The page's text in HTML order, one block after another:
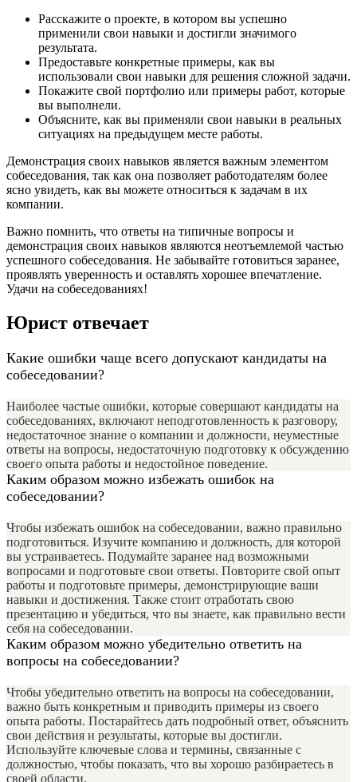
Расскажите о проекте, в котором вы успешно
применили свои навыки и достигли значимого
результата.
Предоставьте конкретные примеры, как вы
использовали свои навыки для решения сложной задачи.
Покажите свой портфолио или примеры работ, которые
вы выполнели.
Объясните, как вы применяли свои навыки в реальных
ситуациях на предыдущем месте работы.
Демонстрация своих навыков является важным элементом
собеседования, так как она позволяет работодателям более
ясно увидеть, как вы можете относиться к задачам в их
компании.
Важно помнить, что ответы на типичные вопросы и
демонстрация своих навыков являются неотъемлемой частью
успешного собеседования. Не забывайте готовиться заранее,
проявлять уверенность и оставлять хорошее впечатление.
Удачи на собеседованиях!
Юрист отвечает
Какие ошибки чаще всего допускают кандидаты на
собеседовании?
Наиболее частые ошибки, которые совершают кандидаты на
собеседованиях, включают неподготовленность к разговору,
недостаточное знание о компании и должности, неуместные
ответы на вопросы, недостаточную подготовку к обсуждению
своего опыта работы и недостойное поведение.
Каким образом можно избежать ошибок на
собеседовании?
Чтобы избежать ошибок на собеседовании, важно правильно
подготовиться. Изучите компанию и должность, для которой
вы устраиваетесь. Подумайте заранее над возможными
вопросами и подготовьте свои ответы. Повторите свой опыт
работы и подготовьте примеры, демонстрирующие ваши
навыки и достижения. Также стоит отработать свою
презентацию и убедиться, что вы знаете, как правильно вести
себя на собеседовании.
Каким образом можно убедительно ответить на
вопросы на собеседовании?
Чтобы убедительно ответить на вопросы на собеседовании,
важно быть конкретным и приводить примеры из своего
опыта работы. Постарайтесь дать подробный ответ, объяснить
свои действия и результаты, которые вы достигли.
Используйте ключевые слова и термины, связанные с
должностью, чтобы показать, что вы хорошо разбираетесь в
своей области.